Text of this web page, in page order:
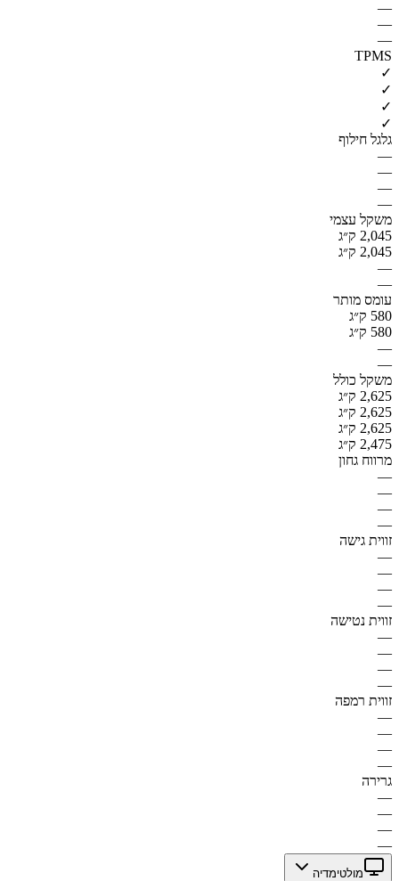
—
—
—
TPMS
✓
✓
✓
✓
גלגל חילוף
—
—
—
—
משקל עצמי
2,045 ק״ג
2,045 ק״ג
—
—
עומס מותר
580 ק״ג
580 ק״ג
—
—
משקל כולל
2,625 ק״ג
2,625 ק״ג
2,625 ק״ג
2,475 ק״ג
מרווח גחון
—
—
—
—
זווית גישה
—
—
—
—
זווית נטישה
—
—
—
—
זווית רמפה
—
—
—
—
גרירה
—
—
—
—
מולטימדיה